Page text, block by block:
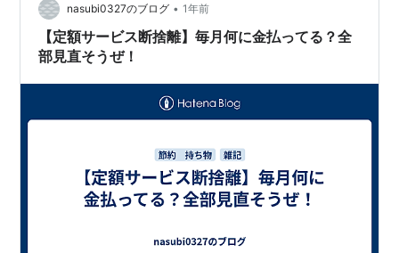
nasubi0327のブログ • 1年前
【定額サービス断捨離】毎月何に金払ってる？全
部見直そうぜ！